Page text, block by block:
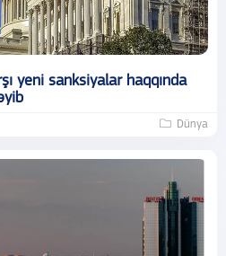
yeni sanksiyalar haqqında
Dünya